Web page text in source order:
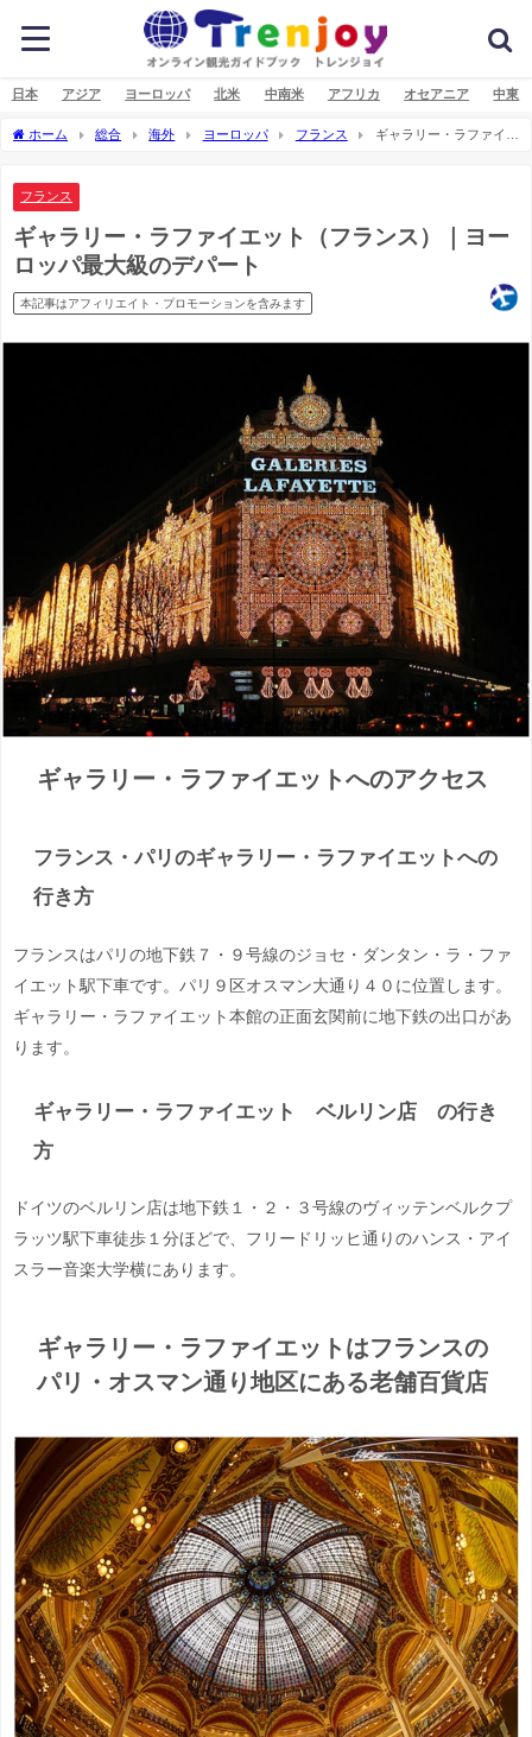
日本 アジア ヨーロッパ 北米 中南米 アフリカ オセアニア 中東
ホーム 総合 海外 ヨーロッパ フランス
ギャラリー・ラファイエ
フランス
ギャラリー・ラファイエット（フランス）｜ヨー
ロッパ最大級のデパート
本記事はアフィリエイト・プロモーションを含みます
ギャラリー・ラファイエットへのアクセス
フランス・パリのギャラリー・ラファイエットへの
行き方
フランスはパリの地下鉄７・９号線のジョセ・ダンタン・ラ・ファ
イエット駅下車です。パリ９区オスマン大通り４０に位置します。
ギャラリー・ラファイエット本館の正面玄関前に地下鉄の出口があ
ります。
ギャラリー・ラファイエット ベルリン店 の行き
方
ドイツのベルリン店は地下鉄１・２・３号線のヴィッテンベルクプ
ラッツ駅下車徒歩１分ほどで、フリードリッヒ通りのハンス・アイ
スラー音楽大学横にあります。
ギャラリー・ラファイエットはフランスの
パリ・オスマン通り地区にある老舗百貨店